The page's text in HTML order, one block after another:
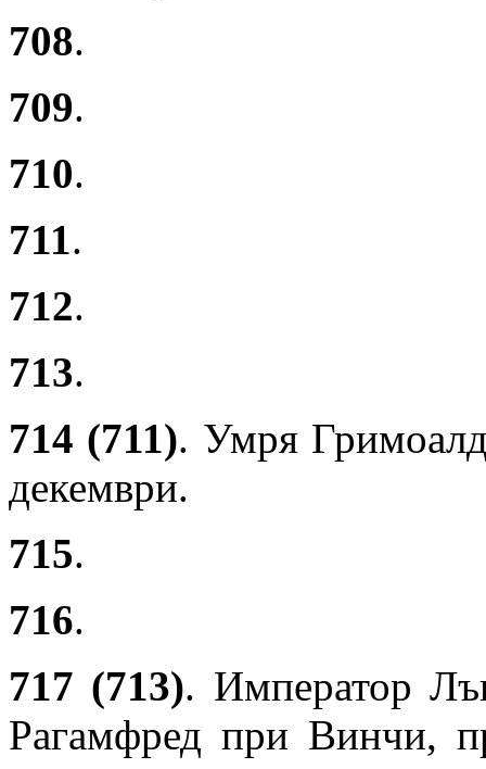
708.
709.
710.
711.
712.
713.
714 (711). Умря
декември.
715.
716.
717 (713). Император
Рагамфред при Винчи,